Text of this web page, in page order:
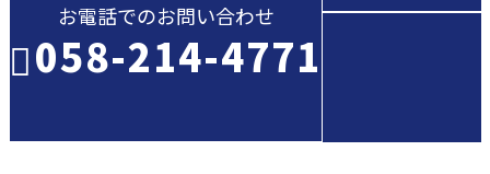
お電話でのお問い合わせ
058-214-4771